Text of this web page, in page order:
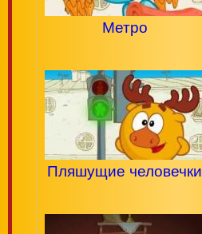
Метро
Пляшущие человечки